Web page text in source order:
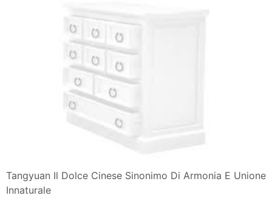
Tangyuan Il Dolce Cinese Sinonimo Di Armonia E Unione
Innaturale